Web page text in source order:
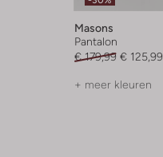
Masons
Pantalon
€ 179,99 € 125,99
+ meer kleuren